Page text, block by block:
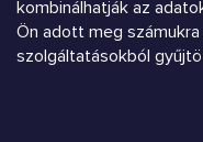
kombinálhatják az
Ön adott meg
szolgáltatásokból